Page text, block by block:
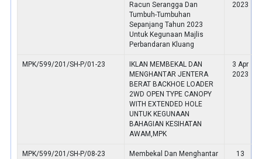
Racun Serangga Dan
Tumbuh-Tumbuhan
Sepanjang Tahun 2023
Untuk Kegunaan Majlis
Perbandaran Kluang
2023
MPK/599/201/SH-P/01-23
IKLAN MEMBEKAL DAN
MENGHANTAR JENTERA
BERAT BACKHOE LOADER
2WD OPEN TYPE CANOPY
WITH EXTENDED HOLE
UNTUK KEGUNAAN
BAHAGIAN KESIHATAN
AWAM,MPK
3 Apr
2023
MPK/599/201/SH-P/08-23
Membekal Dan Menghantar
13